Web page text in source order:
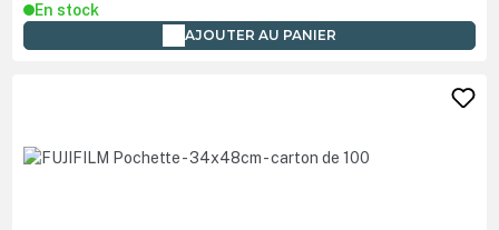
En stock
AJOUTER AU PANIER